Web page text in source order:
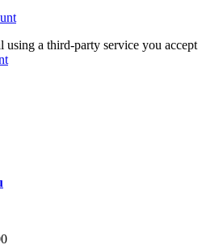
a third-party service you accept